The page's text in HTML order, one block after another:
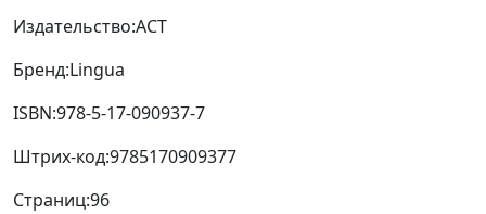
Издательство:АСТ
Бренд:Lingua
ISBN:978-5-17-090937-7
Штрих-код:9785170909377
Страниц:96